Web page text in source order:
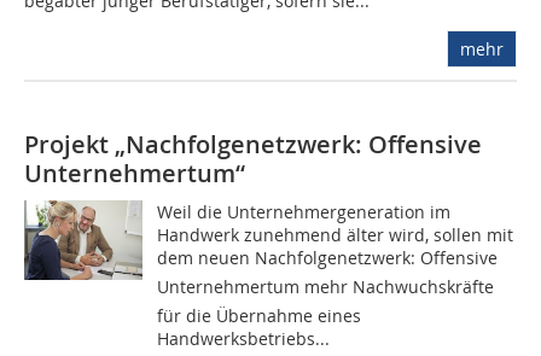
mehr
Projekt „Nachfolgenetzwerk: Offensive
Unternehmertum“
Weil die Unternehmergeneration im
Handwerk zunehmend älter wird, sollen mit
dem neuen Nachfolgenetzwerk: Offensive
Unternehmertum mehr Nachwuchskräfte
für die Übernahme eines
Handwerksbetriebs...